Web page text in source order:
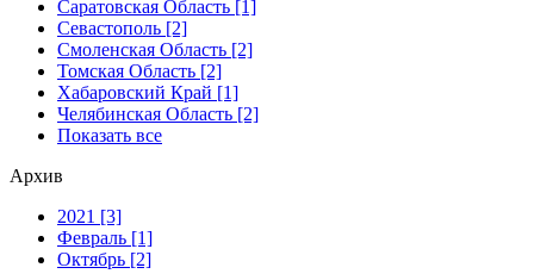
Саратовская Область [1]
Севастополь [2]
Смоленская Область [2]
Томская Область [2]
Хабаровский Край [1]
Челябинская Область [2]
Показать все
Архив
2021 [3]
Февраль [1]
Октябрь [2]